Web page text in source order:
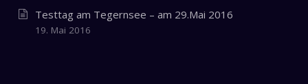
Testtag am Tegernsee – am 29.Mai 2016
19. Mai 2016